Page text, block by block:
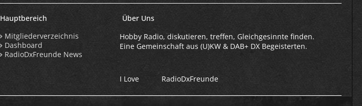
Hauptbereich
Mitgliederverzeichnis
Dashboard
RadioDxFreunde News
Über Uns
Hobby Radio, diskutieren, treffen, Gleichgesinnte finden.
Eine Gemeinschaft aus (U)KW & DAB+ DX Begeisterten.
I Love RadioDxFreunde